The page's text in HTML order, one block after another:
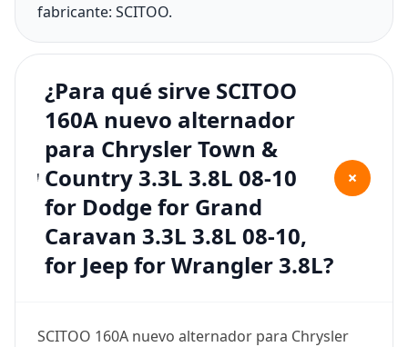
fabricante: SCITOO.
¿Para qué sirve SCITOO
160A nuevo alternador
para Chrysler Town &
Country 3.3L 3.8L 08-10
for Dodge for Grand
Caravan 3.3L 3.8L 08-10,
for Jeep for Wrangler 3.8L?
+
SCITOO 160A nuevo alternador para Chrysler